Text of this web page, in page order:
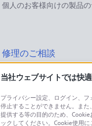
個人のお客様向けの製品
修理のご相談
プロフェッショナル/
法人のお客様はこちら
当社ウェブサイトでは快
プライバシー設定、ログイン、
停止することができません。ま
提供する等の目的のため、
ックしてください。Cookie使用